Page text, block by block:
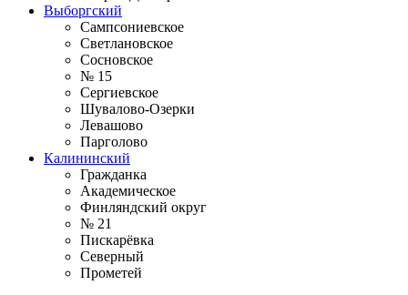
Выборгский
Сампсониевское
Светлановское
Сосновское
№ 15
Сергиевское
Шувалово-Озерки
Левашово
Парголово
Калининский
Гражданка
Академическое
Финляндский округ
№ 21
Пискарёвка
Северный
Прометей